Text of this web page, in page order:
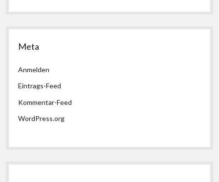
Meta
Anmelden
Eintrags-Feed
Kommentar-Feed
WordPress.org